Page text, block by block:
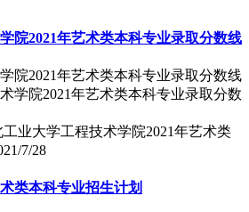
院2021年艺术类本科专业录取分数线
院2021年艺术类本科专业录取分数线
工业大学工程技术学院2021年艺术类
7/28
类本科专业招生计划